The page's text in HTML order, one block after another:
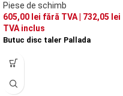
Piese de schimb
605,00 lei fără TVA | 732,05 lei
TVA inclus
Butuc disc taler Pallada